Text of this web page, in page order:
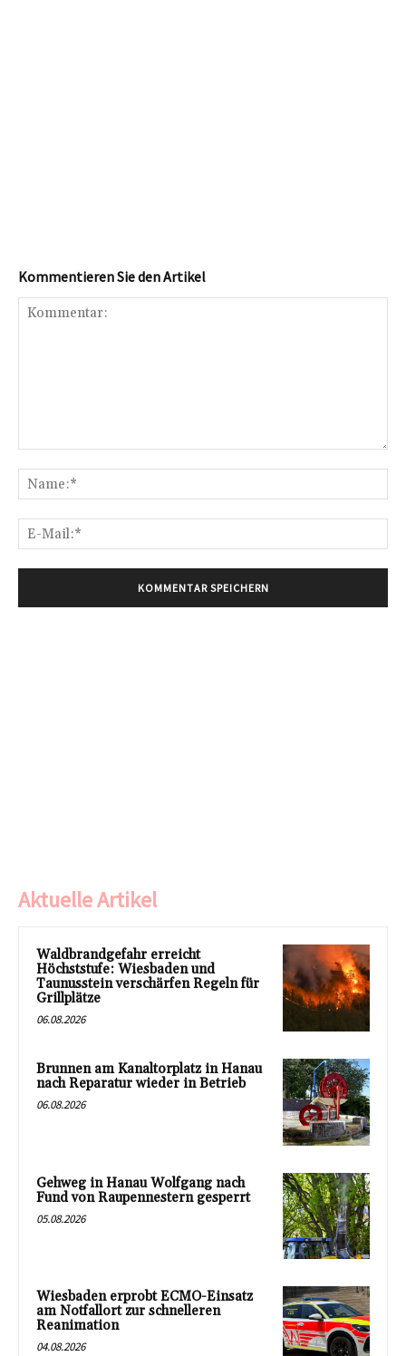
Kommentieren Sie den Artikel
Aktuelle Artikel
Waldbrandgefahr erreicht
Höchststufe: Wiesbaden und
Taunusstein verschärfen Regeln für
Grillplätze
06.08.2026
Brunnen am Kanaltorplatz in Hanau
nach Reparatur wieder in Betrieb
06.08.2026
Gehweg in Hanau Wolfgang nach
Fund von Raupennestern gesperrt
05.08.2026
Wiesbaden erprobt ECMO-Einsatz
am Notfallort zur schnelleren
Reanimation
04.08.2026